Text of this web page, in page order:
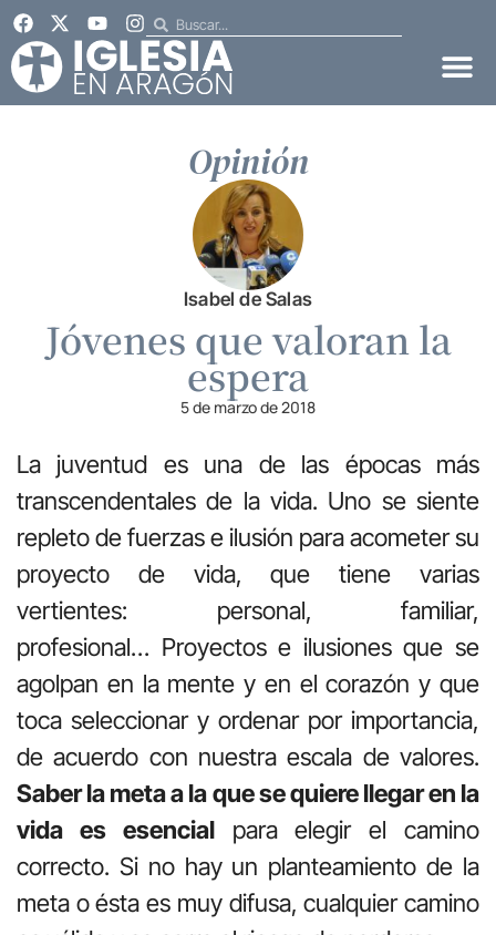
Opinión
Isabel de Salas
Jóvenes que valoran la
espera
5 de marzo de 2018
La juventud es una de las épocas más
transcendentales de la vida. Uno se siente
repleto de fuerzas e ilusión para acometer su
proyecto de vida, que tiene varias
vertientes: personal, familiar,
profesional… Proyectos e ilusiones que se
agolpan en la mente y en el corazón y que
toca seleccionar y ordenar por importancia,
de acuerdo con nuestra escala de valores.
Saber la meta a la que se quiere llegar en la
vida es esencialpara elegir el camino
correcto. Si no hay un planteamiento de la
meta o ésta es muy difusa, cualquier camino